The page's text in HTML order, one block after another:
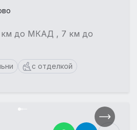
км до МКАД , 7 км до
с отделкой